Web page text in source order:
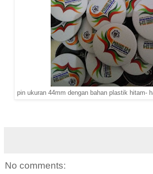
pin ukuran 44mm dengan bahan plastik hitam-
No comments: